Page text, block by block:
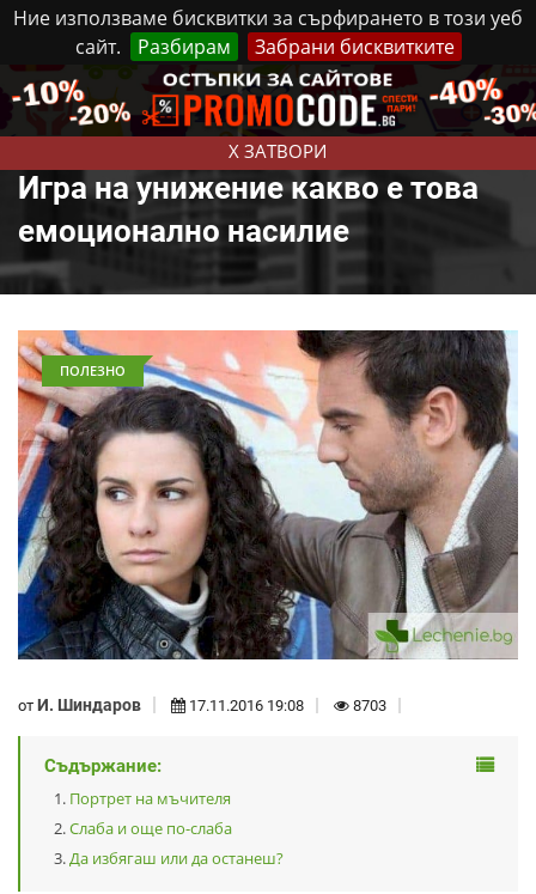
Ние използваме бисквитки за сърфирането в този уеб
сайт.
Разбирам Забрани бисквитките
X ЗАТВОРИ
Четвъртък, 6 Август, 2026 Реклама Контакти
Игра на унижение какво е това
емоционално насилие
ПОЛЕЗНО
от И. Шиндаров 17.11.2016 19:08 8703
Съдържание:
Портрет на мъчителя
Слаба и още по-слаба
Да избягаш или да останеш?